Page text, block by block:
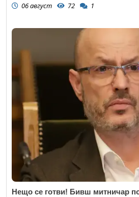
06 август 72 1
Нещо се готви! Бивш митничар